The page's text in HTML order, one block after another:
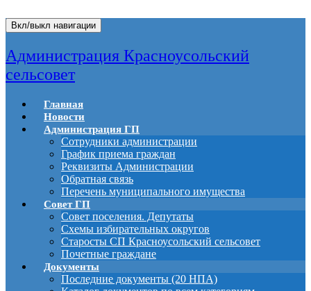
Вкл/выкл навигации
Администрация Красноусольский
сельсовет
Главная
Новости
Администрация ГП
Сотрудники администрации
График приема граждан
Реквизиты Администрации
Обратная связь
Перечень муниципального имущества
Совет ГП
Совет поселения. Депутаты
Схемы избирательных округов
Старосты СП Красноусольский сельсовет
Почетные граждане
Документы
Последние документы (20 НПА)